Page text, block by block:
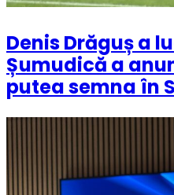
Denis Drăguș a
Șumudică a
putea semna în